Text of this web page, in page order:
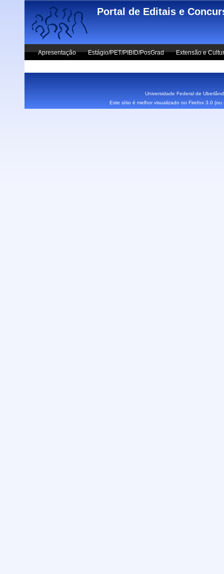
Skip to main content
Portal de Editais e
Apresentação Estágio/PET/PIBID/PosGrad Extensão e
Universidade Federal de
Este sítio é melhor visualizado no Firefox 3.0